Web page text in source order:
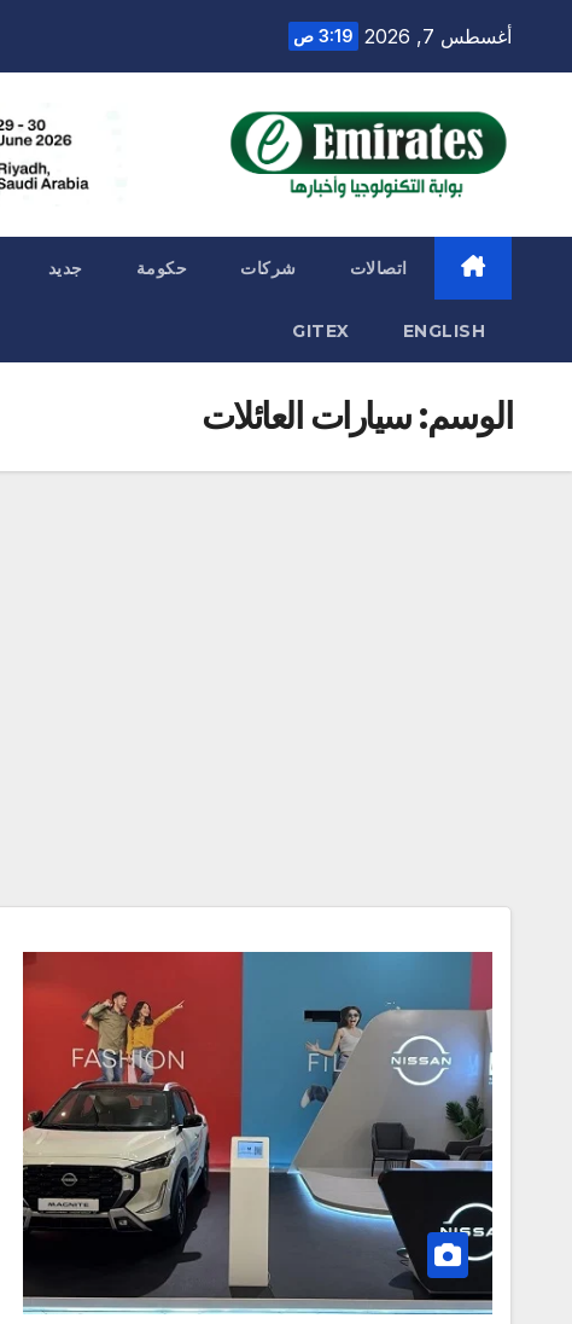
أغسطس 7, 2026 3:19 ص
اتصالات شركات حكومة جديد
ENGLISH
GITEX
الوسم:سيارات العائلات